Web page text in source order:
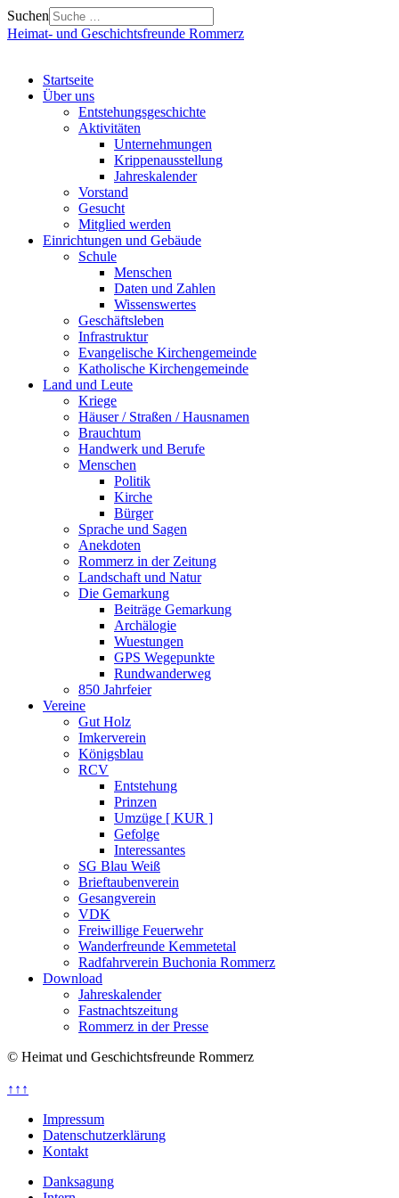
Suchen
Heimat- und Geschichtsfreunde Rommerz
Startseite
Über uns
Entstehungsgeschichte
Aktivitäten
Unternehmungen
Krippenausstellung
Jahreskalender
Vorstand
Gesucht
Mitglied werden
Einrichtungen und Gebäude
Schule
Menschen
Daten und Zahlen
Wissenswertes
Geschäftsleben
Infrastruktur
Evangelische Kirchengemeinde
Katholische Kirchengemeinde
Land und Leute
Kriege
Häuser / Straßen / Hausnamen
Brauchtum
Handwerk und Berufe
Menschen
Politik
Kirche
Bürger
Sprache und Sagen
Anekdoten
Rommerz in der Zeitung
Landschaft und Natur
Die Gemarkung
Beiträge Gemarkung
Archälogie
Wuestungen
GPS Wegepunkte
Rundwanderweg
850 Jahrfeier
Vereine
Gut Holz
Imkerverein
Königsblau
RCV
Entstehung
Prinzen
Umzüge [ KUR ]
Gefolge
Interessantes
SG Blau Weiß
Brieftaubenverein
Gesangverein
VDK
Freiwillige Feuerwehr
Wanderfreunde Kemmetetal
Radfahrverein Buchonia Rommerz
Download
Jahreskalender
Fastnachtszeitung
Rommerz in der Presse
© Heimat und Geschichtsfreunde Rommerz
↑↑↑
Impressum
Datenschutzerklärung
Kontakt
Danksagung